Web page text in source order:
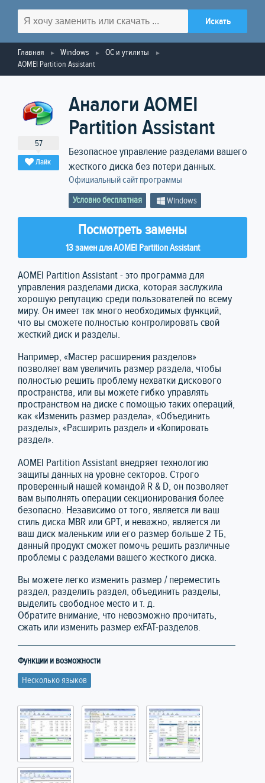
Главная Windows
ОС и утилиты
AOMEI Partition Assistant
57
Лайк
Аналоги AOMEI
Partition Assistant
Безопасное управление разделами вашего
жесткого диска без потери данных.
Официальный сайт программы
Условно бесплатная Windows
Посмотреть замены
13 замен для AOMEI Partition Assistant
AOMEI Partition Assistant - это программа для
управления разделами диска, которая заслужила
хорошую репутацию среди пользователей по всему
миру. Он имеет так много необходимых функций,
что вы сможете полностью контролировать свой
жесткий диск и разделы.
Например, «Мастер расширения разделов»
позволяет вам увеличить размер раздела, чтобы
полностью решить проблему нехватки дискового
пространства, или вы можете гибко управлять
пространством на диске с помощью таких операций,
как «Изменить размер раздела», «Объединить
разделы», «Расширить раздел» и «Копировать
раздел».
AOMEI Partition Assistant внедряет технологию
защиты данных на уровне секторов. Строго
проверенный нашей командой R & D, он позволяет
вам выполнять операции секционирования более
безопасно. Независимо от того, является ли ваш
стиль диска MBR или GPT, и неважно, является ли
ваш диск маленьким или его размер больше 2 ТБ,
данный продукт сможет помочь решить различные
проблемы с разделами вашего жесткого диска.
Вы можете легко изменить размер / переместить
раздел, разделить раздел, объединить разделы,
выделить свободное место и т. д.
Обратите внимание, что невозможно прочитать,
сжать или изменить размер exFAT-разделов.
Функции и возможности
Несколько языков